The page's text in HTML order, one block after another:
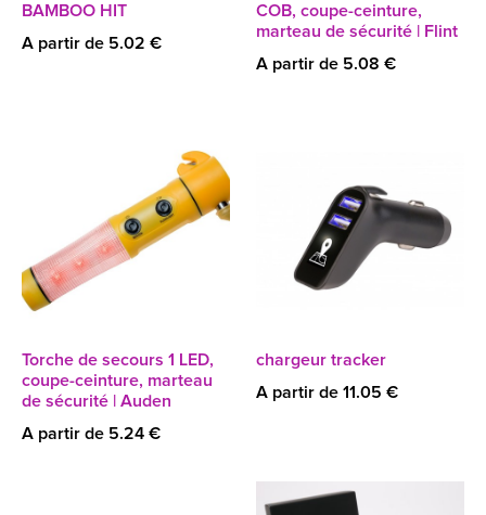
BAMBOO HIT
A partir de 5.02 €
COB, coupe-ceinture,
marteau de sécurité | Flint
A partir de 5.08 €
Torche de secours 1 LED,
coupe-ceinture, marteau
de sécurité | Auden
A partir de 5.24 €
chargeur tracker
A partir de 11.05 €